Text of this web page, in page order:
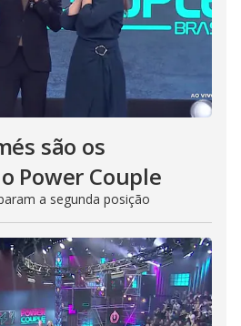
são os
Power Couple
a segunda posição